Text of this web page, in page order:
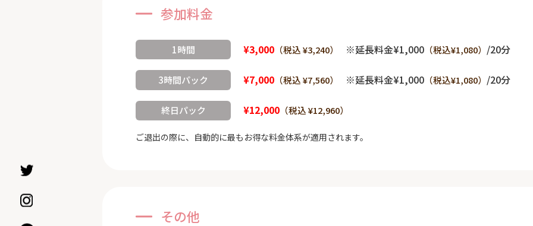
参加料金
1時間 ¥3,000 （税込 ¥3,240） ※延長料金¥1,000 （税込¥1,080） /20分
3時間パック ¥7,000 （税込 ¥7,560） ※延長料金¥1,000 （税込¥1,080） /20分
終日パック ¥12,000 （税込 ¥12,960）
ご退出の際に、自動的に最もお得な料金体系が適用されます。
その他